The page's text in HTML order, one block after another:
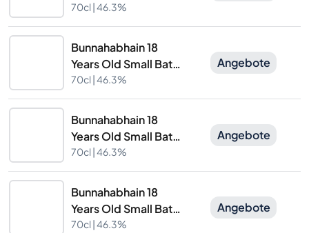
Distilled
70cl |46.3%
Bunnahabhain 18
Years Old Small Batch
Distilled
70cl |46.3%
Angebote
Bunnahabhain 18
Years Old Small Batch
Distilled
70cl |46.3%
Angebote
Bunnahabhain 18
Years Old Small Batch
Distilled
70cl |46.3%
Angebote